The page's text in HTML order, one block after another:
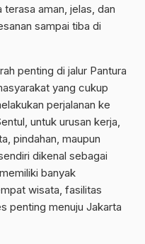
aman, jelas, dan
sampai tiba di
penting di jalur Pantura
yang cukup
perjalanan ke
untuk urusan kerja,
pindahan, maupun
dikenal sebagai
banyak
wisata, fasilitas
penting menuju Jakarta